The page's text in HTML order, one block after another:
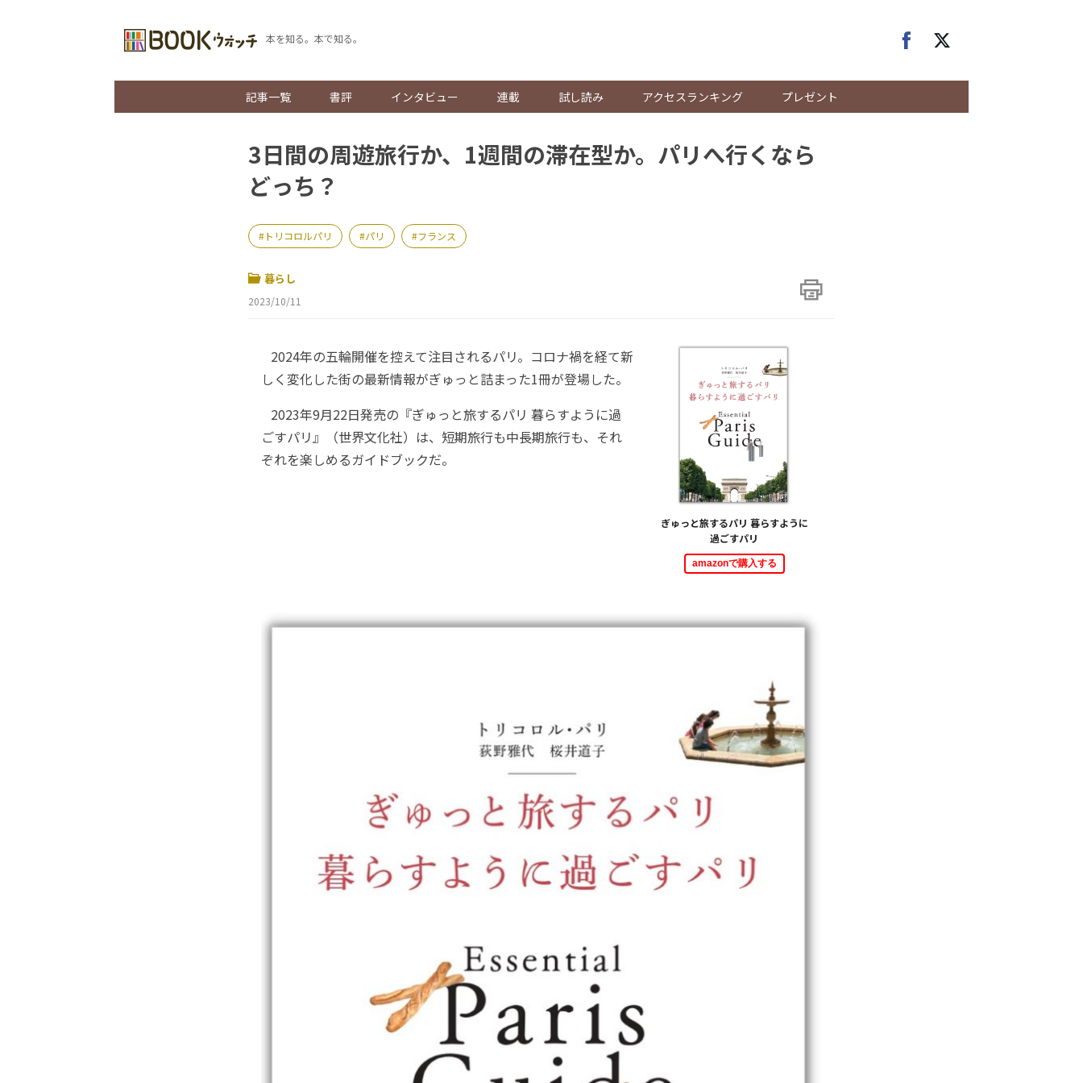
本を知る。本で知る。
記事一覧 書評 インタビュー 連載 試し読み アクセスランキング プレゼント
3日間の周遊旅行か、1週間の滞在型か。パリへ行くなら
どっち？
トリコロルパリ パリ フランス
暮らし
2023/10/11
ぎゅっと旅するパリ 暮らすように
過ごすパリ
amazonで購入する
2024年の五輪開催を控えて注目されるパリ。コロナ禍を経て新
しく変化した街の最新情報がぎゅっと詰まった1冊が登場した。
2023年9月22日発売の『ぎゅっと旅するパリ 暮らすように過
ごすパリ』（世界文化社）は、短期旅行も中長期旅行も、それ
ぞれを楽しめるガイドブックだ。